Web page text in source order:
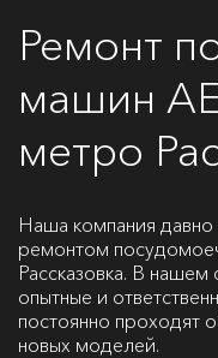
Ремонт
машин
метро
Наша компания
ремонтом
Рассказовка. В
опытные и
постоянно проходят
новых моделей.